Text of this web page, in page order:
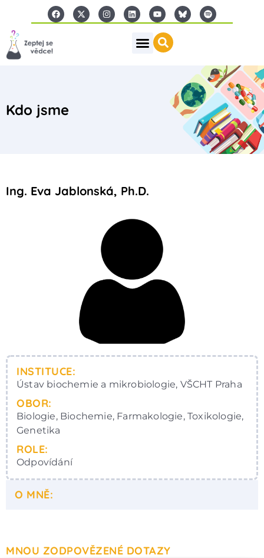
Kdo jsme
Ing. Eva Jablonská, Ph.D.
INSTITUCE:
Ústav biochemie a mikrobiologie, VŠCHT Praha
OBOR:
Biologie, Biochemie, Farmakologie, Toxikologie,
Genetika
ROLE:
Odpovídání
O MNĚ:
MNOU ZODPOVĚZENÉ DOTAZY